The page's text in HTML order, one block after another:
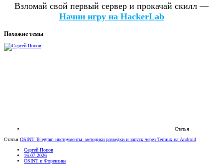
Взломай свой первый сервер и прокачай скилл —
Начни игру на HackerLab
Похожие темы
Статья
Статья OSINT Telegram инструменты: методики разведки и запуск через Termux на Android
Сергей Попов
16.07.2026
OSINT и Форензика